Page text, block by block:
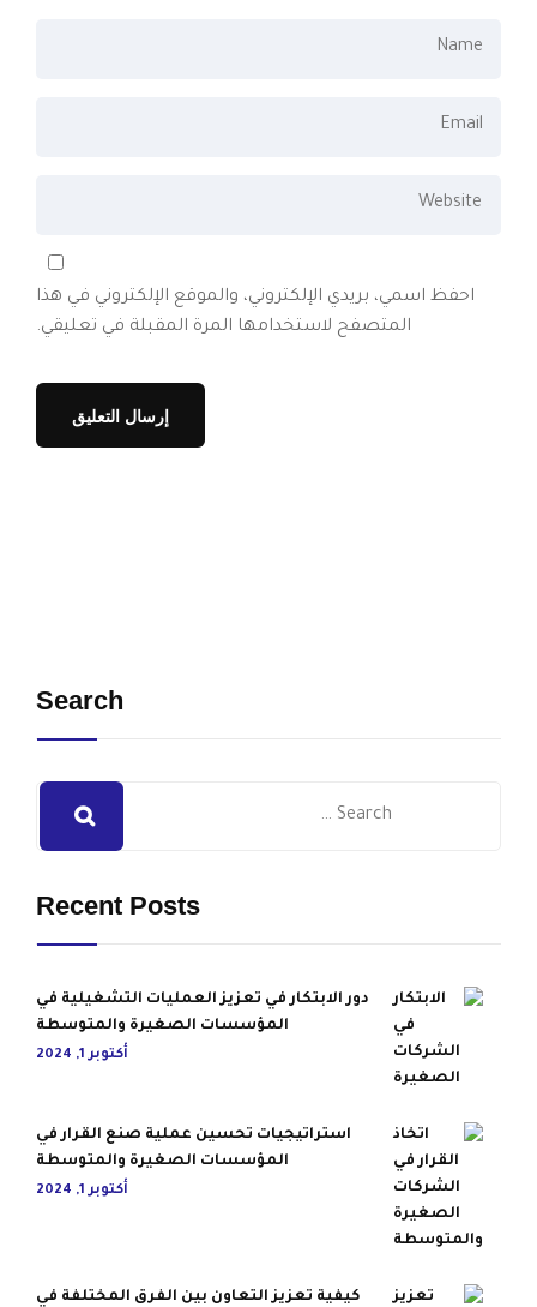
احفظ اسمي، بريدي الإلكتروني، والموقع الإلكتروني في هذا
المتصفح لاستخدامها المرة المقبلة في تعليقي.
Search
Recent Posts
دور الابتكار في تعزيز العمليات التشغيلية في
المؤسسات الصغيرة والمتوسطة
أكتوبر 1, 2024
استراتيجيات تحسين عملية صنع القرار في
المؤسسات الصغيرة والمتوسطة
أكتوبر 1, 2024
كيفية تعزيز التعاون بين الفرق المختلفة في